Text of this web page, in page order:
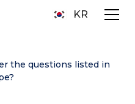
KR
the questions listed in